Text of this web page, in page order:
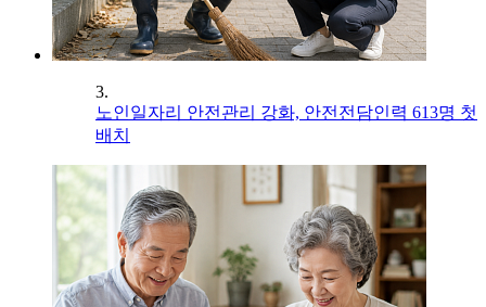
3.
노인일자리 안전관리 강화, 안전전담인력 613명 첫
배치